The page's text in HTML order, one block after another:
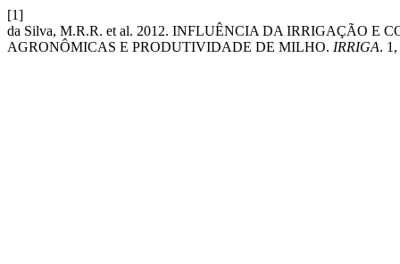
[1]
da Silva, M.R.R. et al. 2012. INFLUÊNCIA DA IRRIGAÇÃO E
AGRONÔMICAS E PRODUTIVIDADE DE MILHO. IRRIGA.